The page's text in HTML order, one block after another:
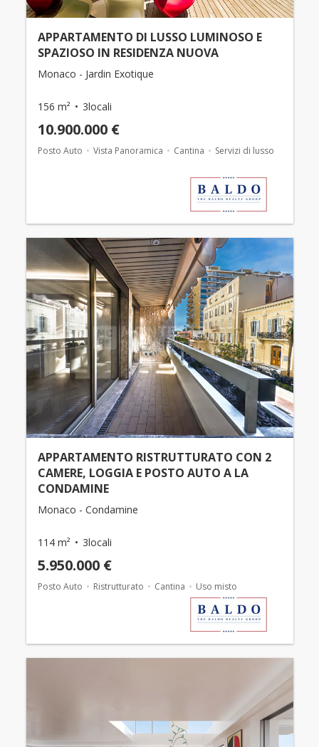
APPARTAMENTO DI LUSSO LUMINOSO E
SPAZIOSO IN RESIDENZA NUOVA
Monaco - Jardin Exotique
156 m² 3locali
10.900.000 €
Posto Auto Vista Panoramica Cantina Servizi di lusso
APPARTAMENTO RISTRUTTURATO CON 2
CAMERE, LOGGIA E POSTO AUTO A LA
CONDAMINE
Monaco - Condamine
114 m² 3locali
5.950.000 €
Posto Auto Ristrutturato Cantina Uso misto